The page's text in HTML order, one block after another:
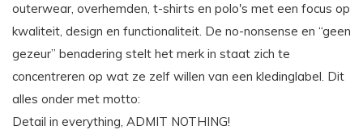
outerwear, overhemden, t-shirts en polo's met een focus op
kwaliteit, design en functionaliteit. De no-nonsense en “geen
gezeur” benadering stelt het merk in staat zich te
concentreren op wat ze zelf willen van een kledinglabel. Dit
alles onder met motto:
Detail in everything, ADMIT NOTHING!